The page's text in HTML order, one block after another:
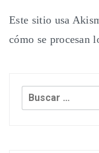
Este sitio usa
cómo se procesan
Buscar: